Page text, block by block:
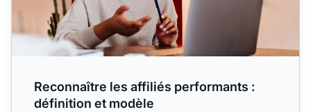
Reconnaître les affiliés performants :
définition et modèle